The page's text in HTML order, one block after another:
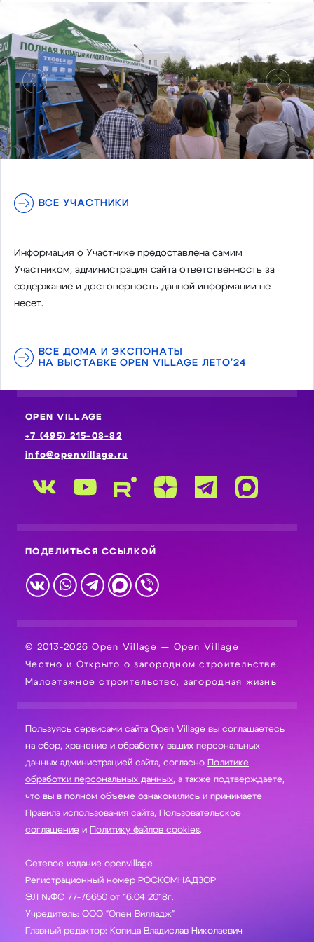
Предыдущий
ВСЕ УЧАСТНИКИ
Информация о Участнике предоставлена самим
Участником, администрация сайта ответственность за
содержание и достоверность данной информации не
несет.
ВСЕ ДОМА И ЭКСПОНАТЫ
НА ВЫСТАВКЕ OPEN VILLAGE ЛЕТО'24
OPEN VILLAGE
+7 (495) 215-08-82
info@openvillage.ru
ПОДЕЛИТЬСЯ ССЫЛКОЙ
© 2013-2026 Open Village — Open Village
Честно и Открыто о загородном строительстве.
Малоэтажное строительство, загородная жизнь
Пользуясь сервисами сайта Open Village вы соглашаетесь
на сбор, хранение и обработку ваших персональных
данных администрацией сайта, согласно Политике
обработки персональных данных, а также подтверждаете,
что вы в полном объеме ознакомились и принимаете
Правила использования сайта, Пользовательское
соглашение и Политику файлов cookies.
Сетевое издание openvillage
Регистрационный номер РОСКОМНАДЗОР
ЭЛ №ФС 77-76650 от 16.04 2018г.
Учредитель: ООО "Опен Вилладж"
Главный редактор: Копица Владислав Николаевич